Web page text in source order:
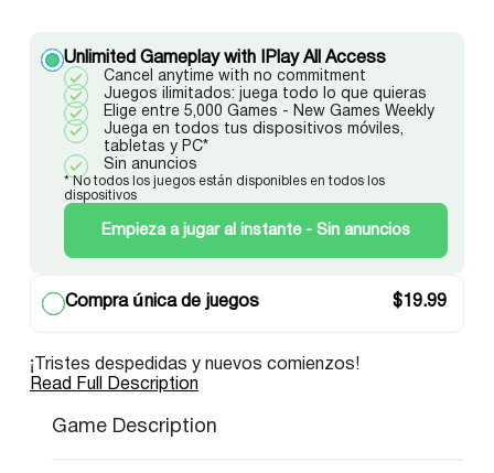
Unlimited Gameplay with IPlay All Access
Cancel anytime with no commitment
Juegos ilimitados: juega todo lo que quieras
Elige entre 5,000 Games - New Games Weekly
Juega en todos tus dispositivos móviles,
tabletas y PC*
Sin anuncios
* No todos los juegos están disponibles en todos los
dispositivos
Empieza a jugar al instante - Sin anuncios
Compra única de juegos $19.99
¡Tristes despedidas y nuevos comienzos!
Read Full Description
Game Description